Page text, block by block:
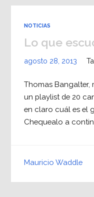
NOTICIAS
Lo que
agosto 28, 2013
Thomas Bangalter,
un playlist de 20
en claro cuál es el
Chequealo a
Mauricio Waddle